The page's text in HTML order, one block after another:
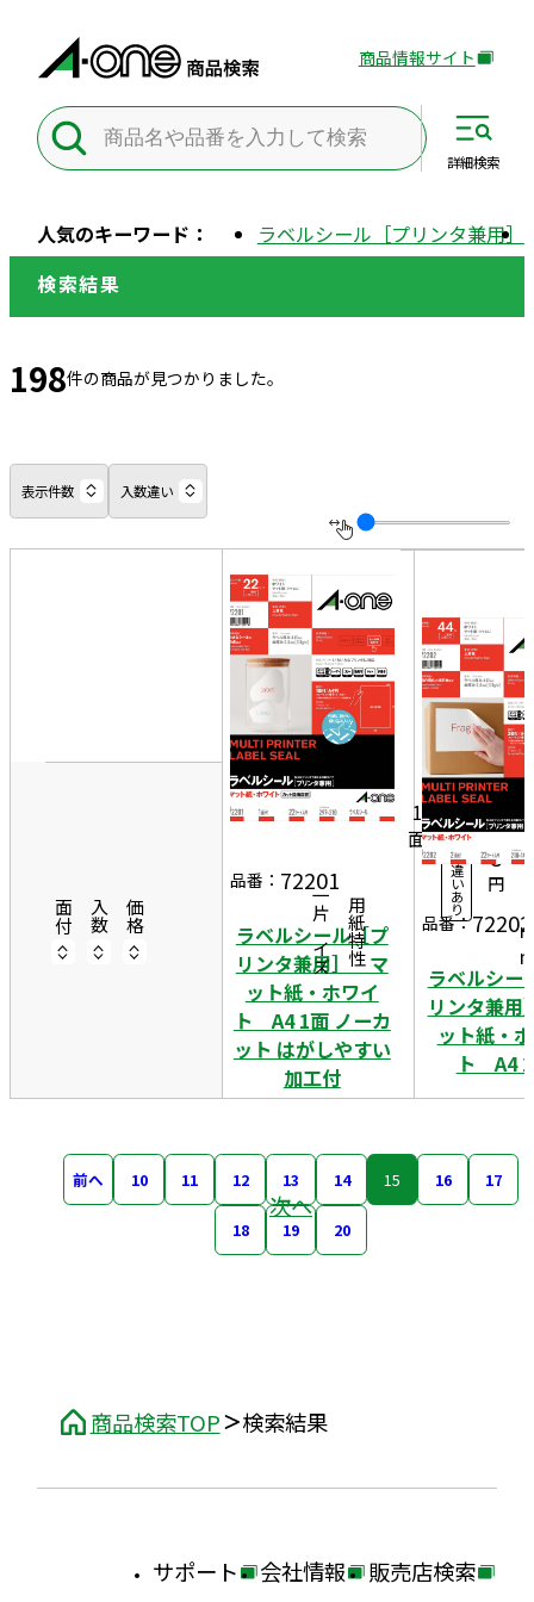
外
サ
別
す
商品情報サイト
人気のキーワード： ラベルシール［プリンタ兼用］
詳細検索
商品検索TOP 検索結果
検索結果
198件の商品が見つかりました。
表示件数 入数違い
面付 入数 価格 一片サイズ用紙特性
品番： 72201
ラベルシール［プ
リンタ兼用］ マ
ット紙・ホワイ
ト A4 1面 ノーカ
ット はがしやすい
加工付
1
面
22
シ
ー
ト
入
数
違
い
あ
り
1,
2
9
8
円
2
1
0
2
品番：72202
ラベルシー
リンタ兼
ット紙・
ト A4
前へ 10 11 12 13 14 15 16 17
18 19 20
次へ
外
サポート
外
会社情報
外
販売店検索